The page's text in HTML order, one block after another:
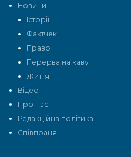
Новини
Історії
Фактчек
Право
Перерва на каву
Життя
Відео
Про нас
Редакційна політика
Cпівпраця